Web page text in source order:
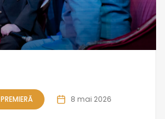
PREMIERĂ 8 mai 2026